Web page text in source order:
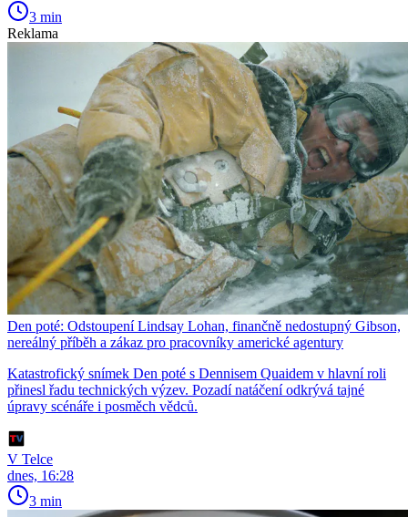
3 min
Reklama
Den poté: Odstoupení Lindsay Lohan, finančně nedostupný Gibson,
nereálný příběh a zákaz pro pracovníky americké agentury
Katastrofický snímek Den poté s Dennisem Quaidem v hlavní roli
přinesl řadu technických výzev. Pozadí natáčení odkrývá tajné
úpravy scénáře i posměch vědců.
V Telce
dnes, 16:28
3 min